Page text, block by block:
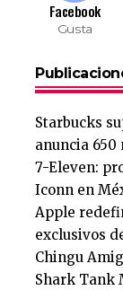
Facebook
Gusta
Starbucks
anuncia 650
7-Eleven:
Iconn en
Apple
exclusivos
Chingu
Shark Tank